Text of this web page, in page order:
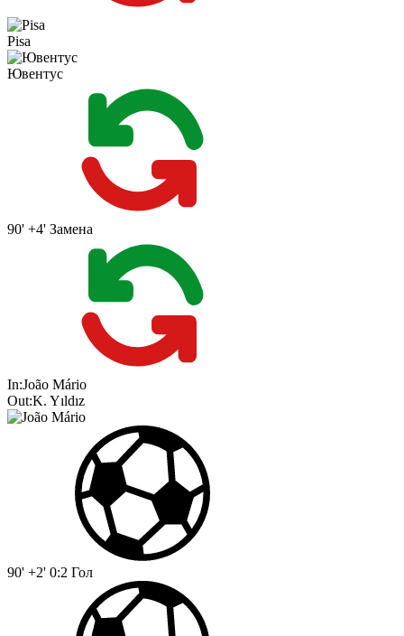
Pisa
Ювентус
90' +4' Замена
In:João Mário
Out:K. Yıldız
90' +2' 0:2 Гол